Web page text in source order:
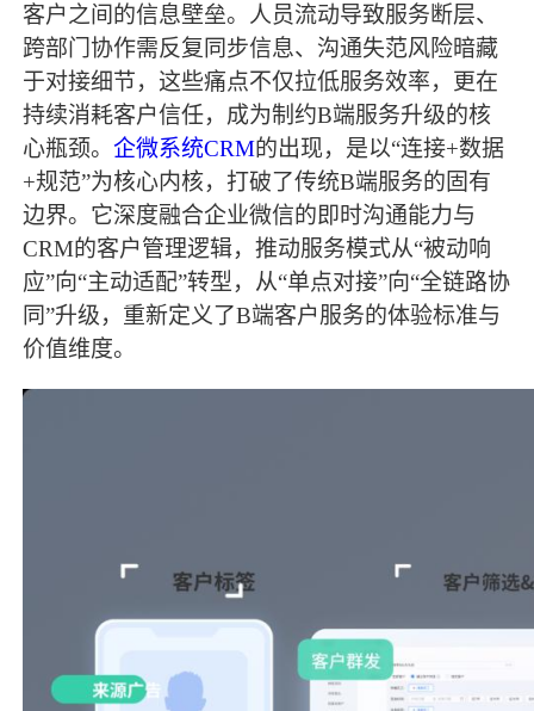
客户之间的信息壁垒。人员流动导致服务断层、
跨部门协作需反复同步信息、沟通失范风险暗藏
于对接细节，这些痛点不仅拉低服务效率，更在
持续消耗客户信任，成为制约B端服务升级的核
心瓶颈。企微系统CRM的出现，是以“连接+数据
+规范”为核心内核，打破了传统B端服务的固有
边界。它深度融合企业微信的即时沟通能力与
CRM的客户管理逻辑，推动服务模式从“被动响
应”向“主动适配”转型，从“单点对接”向“全链路协
同”升级，重新定义了B端客户服务的体验标准与
价值维度。